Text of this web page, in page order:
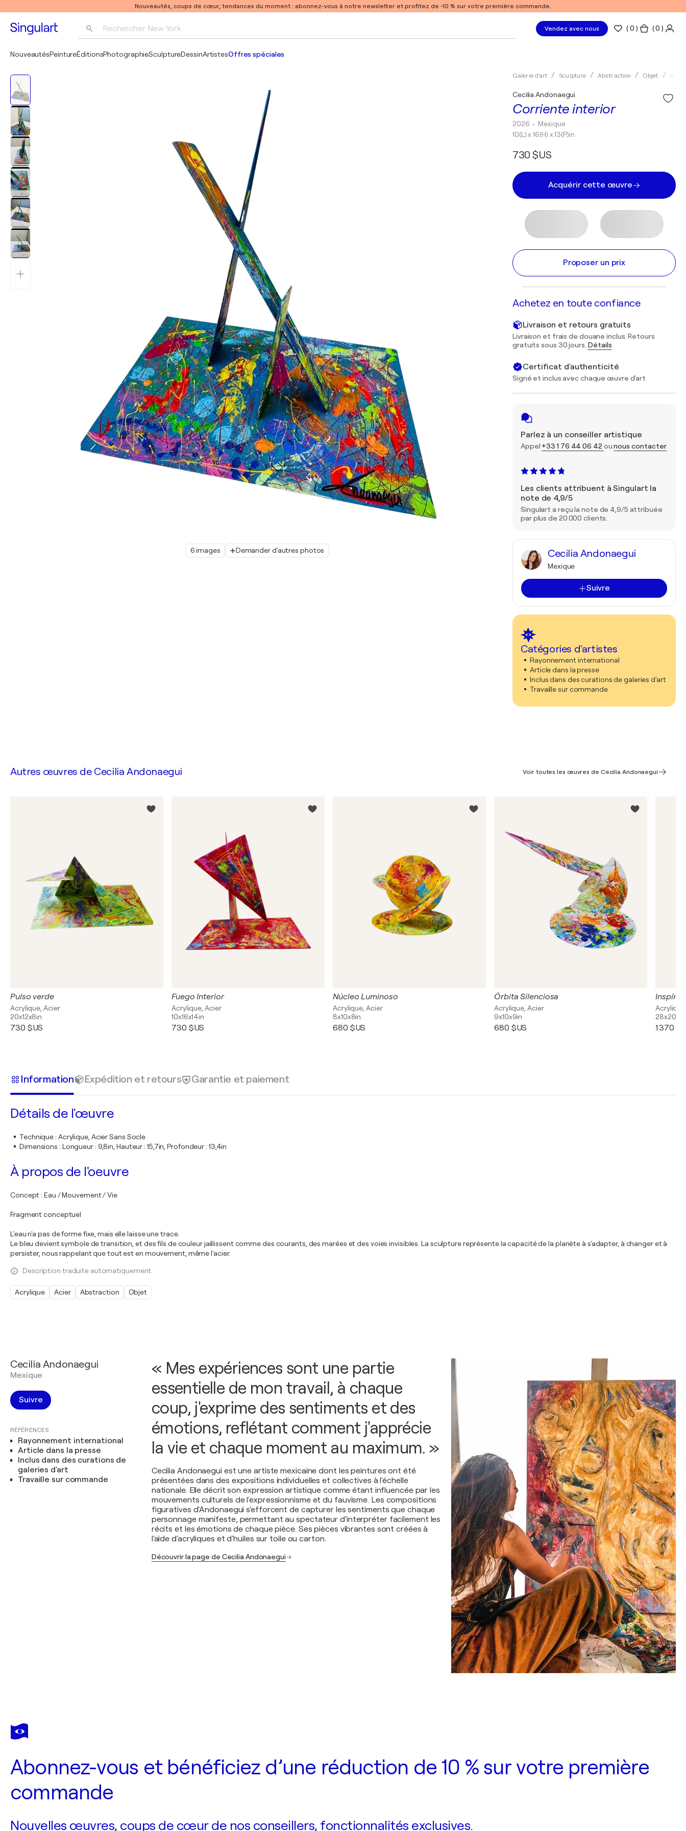
Nouveautés, coups de cœur, tendances du moment : abonnez-vous à notre newsletter et profitez de -10 % sur votre première commande.
Rechercher New York Vendez avec nous (0 ) ( 0 )
NouveautésPeintureÉditionsPhotographieSculptureDessinArtistesOffres spéciales
6 images Demander d'autres photos
Galerie d'art Sculpture Abstraction Objet
Corriente interior
Cecilia Andonaegui
2026 • Mexique
10(L) x 16(H) x 13(P)in
730 $US
Acquérir cette œuvre
Proposer un prix
Achetez en toute confiance
Livraison et retours gratuits
Livraison et frais de douane inclus. Retours
gratuits sous 30 jours. Détails
Certificat d'authenticité
Signé et inclus avec chaque œuvre d'art
Parlez à un conseiller artistique
Appel +33 1 76 44 06 42 ounous contacter
Les clients attribuent à Singulart la
note de 4,9/5
Singulart a reçu la note de 4,9/5 attribuée
par plus de 20 000 clients.
Cecilia Andonaegui
Mexique
Suivre
Catégories d'artistes
Rayonnement international
Article dans la presse
Inclus dans des curations de galeries d'art
Travaille sur commande
Autres œuvres de Cecilia Andonaegui Voir toutes les œuvres de Cecilia Andonaegui
Pulso verde
Acrylique, Acier
20x12x8in
730 $US
Fuego Interior
Acrylique, Acier
10x16x14in
730 $US
Núcleo Luminoso
Acrylique, Acier
8x10x8in
680 $US
Órbita Silenciosa
Acrylique, Acier
9x10x9in
680 $US
28x20in
1 370
Information Expédition et retours Garantie et paiement
Détails de l'œuvre
Technique: Acrylique, Acier Sans Socle
Dimensions : Longueur : 9,8in, Hauteur : 15,7in, Profondeur : 13,4in
À propos de l'oeuvre
Concept : Eau / Mouvement / Vie
Fragment conceptuel
L'eau n'a pas de forme fixe, mais elle laisse une trace.
Le bleu devient symbole de transition, et des fils de couleur jaillissent comme des courants, des marées et des voies invisibles. La sculpture représente la capacité de la planète à s'adapter, à changer et à
persister, nous rappelant que tout est en mouvement, même l'acier.
Description traduite automatiquement.
Acrylique Acier Abstraction Objet
Cecilia Andonaegui
Mexique
Suivre
RÉFÉRENCES
Rayonnement international
Article dans la presse
Inclus dans des curations de
galeries d'art
Travaille sur commande
« Mes expériences sont une partie
essentielle de mon travail, à chaque
coup, j'exprime des sentiments et des
émotions, reflétant comment j'apprécie
la vie et chaque moment au maximum. »
Cecilia Andonaegui est une artiste mexicaine dont les peintures ont été
présentées dans des expositions individuelles et collectives à l'échelle
nationale. Elle décrit son expression artistique comme étant influencée par les
mouvements culturels de l'expressionnisme et du fauvisme. Les compositions
figuratives d'Andonaegui s'efforcent de capturer les sentiments que chaque
personnage manifeste, permettant au spectateur d'interpréter facilement les
récits et les émotions de chaque pièce. Ses pièces vibrantes sont créées à
l'aide d'acryliques et d'huiles sur toile ou carton.
Découvrir la page de Cecilia Andonaegui
Abonnez-vous et bénéficiez d’une réduction de 10 % sur votre première
commande
Nouvelles œuvres, coups de cœur de nos conseillers, fonctionnalités exclusives.